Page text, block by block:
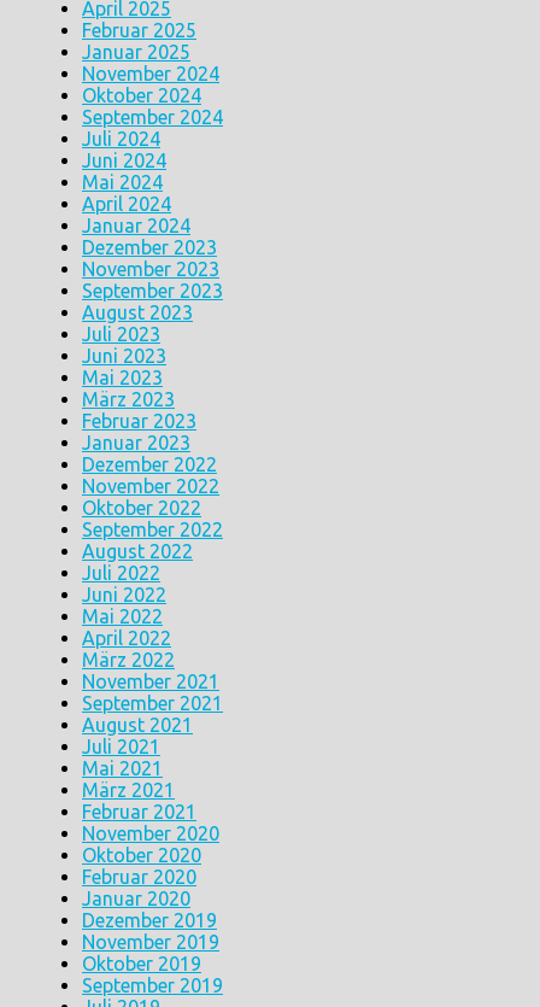
April 2025
Februar 2025
Januar 2025
November 2024
Oktober 2024
September 2024
Juli 2024
Juni 2024
Mai 2024
April 2024
Januar 2024
Dezember 2023
November 2023
September 2023
August 2023
Juli 2023
Juni 2023
Mai 2023
März 2023
Februar 2023
Januar 2023
Dezember 2022
November 2022
Oktober 2022
September 2022
August 2022
Juli 2022
Juni 2022
Mai 2022
April 2022
März 2022
November 2021
September 2021
August 2021
Juli 2021
Mai 2021
März 2021
Februar 2021
November 2020
Oktober 2020
Februar 2020
Januar 2020
Dezember 2019
November 2019
Oktober 2019
September 2019